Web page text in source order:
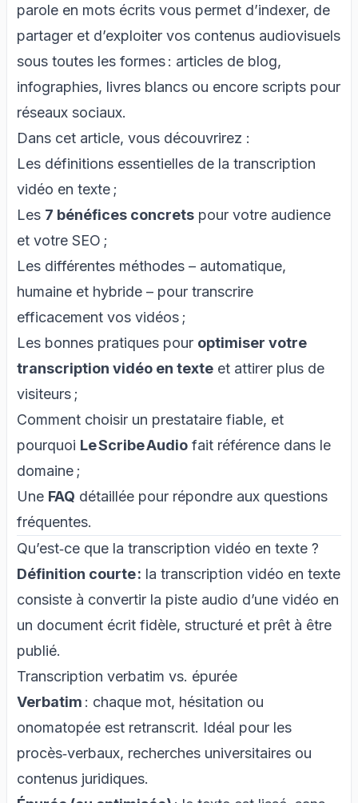
parole en mots écrits vous permet d’indexer, de
partager et d’exploiter vos contenus audiovisuels
sous toutes les formes : articles de blog,
infographies, livres blancs ou encore scripts pour
réseaux sociaux.
Dans cet article, vous découvrirez :
Les définitions essentielles de la transcription
vidéo en texte ;
Les 7 bénéfices concrets pour votre audience
et votre SEO ;
Les différentes méthodes – automatique,
humaine et hybride – pour transcrire
efficacement vos vidéos ;
Les bonnes pratiques pour optimiser votre
transcription vidéo en texte et attirer plus de
visiteurs ;
Comment choisir un prestataire fiable, et
pourquoi Le Scribe Audio fait référence dans le
domaine ;
Une FAQ détaillée pour répondre aux questions
fréquentes.
Qu’est‑ce que la transcription vidéo en texte ?
Définition courte : la transcription vidéo en texte
consiste à convertir la piste audio d’une vidéo en
un document écrit fidèle, structuré et prêt à être
publié.
Transcription verbatim vs. épurée
Verbatim : chaque mot, hésitation ou
onomatopée est retranscrit. Idéal pour les
procès‑verbaux, recherches universitaires ou
contenus juridiques.